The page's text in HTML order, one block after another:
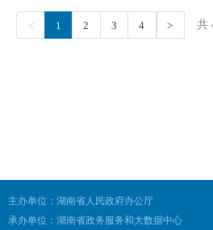
主办单位：湖南省人民政府办公厅
承办单位：湖南省政务服务和大数据中心